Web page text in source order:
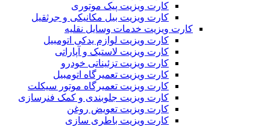
کارت ویزیت پیک موتوری
کارت ویزیت بیل مکانیکی و جرثقیل
کارت ویزیت خدمات وسایل نقلیه
کارت ویزیت لوازم یدکی اتومبیل
کارت ویزیت لاستیک و آپاراتی
کارت ویزیت تزئیناتی خودرو
کارت ویزیت تعمیرگاه اتومبیل
کارت ویزیت تعمیرگاه موتور سیکلت
کارت ویزیت جلوبندی و کمک فنرسازی
کارت ویزیت تعویض روغن
کارت ویزیت باطری سازی